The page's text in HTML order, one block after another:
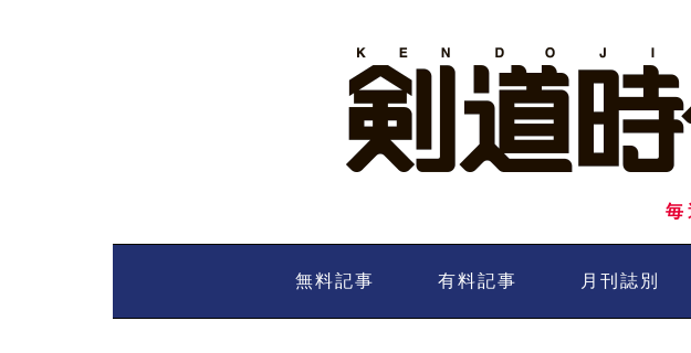
毎
無料記事 有料記事 月刊誌別